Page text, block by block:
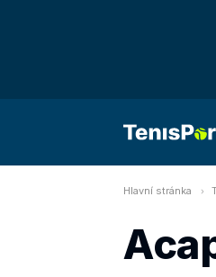
Hlavní stránka